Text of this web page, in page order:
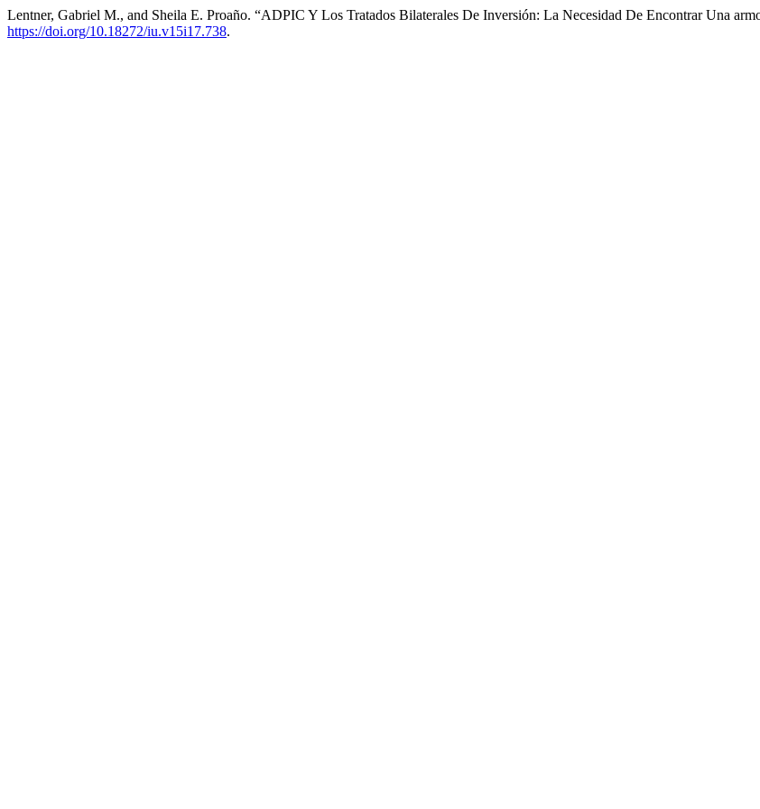
Lentner, Gabriel M., and Sheila E. Proaño. “ADPIC Y Los Tratados Bilaterales De Inversión: La Necesidad De Encontrar Una
https://doi.org/10.18272/iu.v15i17.738.